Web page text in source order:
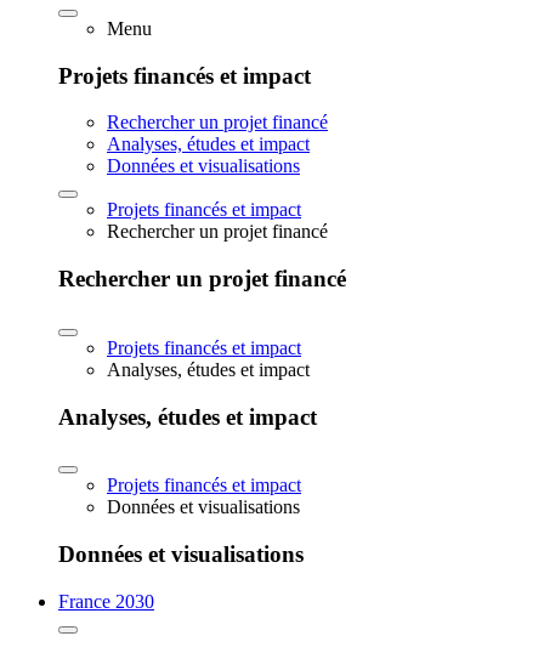
Menu
Projets financés et impact
Rechercher un projet financé
Analyses, études et impact
Données et visualisations
Projets financés et impact
Rechercher un projet financé
Rechercher un projet financé
Projets financés et impact
Analyses, études et impact
Analyses, études et impact
Projets financés et impact
Données et visualisations
Données et visualisations
France 2030